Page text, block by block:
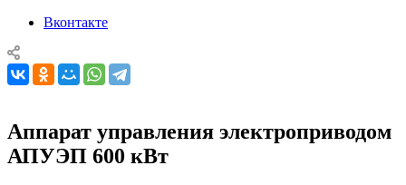
Вконтакте
Аппарат управления электроприводом
АПУЭП 600 кВт